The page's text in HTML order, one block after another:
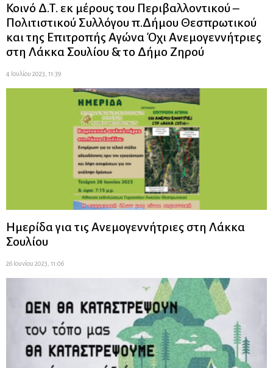
Κοινό Δ.Τ. εκ μέρους του Περιβαλλοντικού –
Πολιτιστικού Συλλόγου π.Δήμου Θεσπρωτικού
και της Επιτροπής Αγώνα Όχι Ανεμογεννήτριες
στη Λάκκα Σουλίου & το Δήμο Ζηρού
4 Ιουλίου 2023, 11:39
Ημερίδα για τις Ανεμογεννήτριες στη Λάκκα
Σουλίου
26 Ιουνίου 2023, 11:06